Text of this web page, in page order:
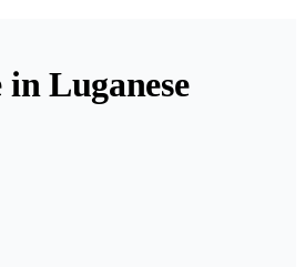
in Luganese